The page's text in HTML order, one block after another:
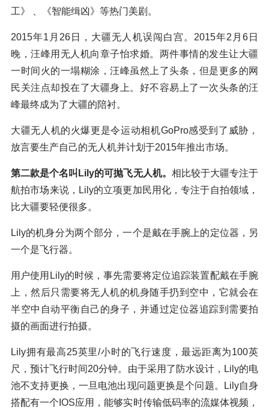
工》 、《智能缉凶》等热门美剧。
2015年1月26日，大疆无人机误闯白宫。2015年2月6日
晚，汪峰用无人机向章子怡求婚。两件事情的发生让大疆
一时间火的一塌糊涂，汪峰虽然上了头条，但是更多的网
民关注点却投在了大疆身上。好不容易上了一次头条的汪
峰最终成为了大疆的陪衬。
大疆无人机的火爆更是令运动相机GoPro感受到了威胁，
放言要生产自己的无人机并计划于2015年推出市场。
第二款是个名叫Lily的可抛飞无人机。 相比较于大疆专注于
航拍市场来说，Lily的立项更加民用化，专注于自拍领域，
比大疆要轻便很多。
Lily的机身分为两个部分，一个是戴在手腕上的定位器，另
一个是飞行器。
用户使用Lily的时候，事先需要将定位追踪装置配戴在手腕
上，然后只需要将无人机的机身随手扔到空中，它就会在
半空中自动平衡自己的身子，并通过定位器追踪到需要拍
摄的画面进行拍摄。
Lily拥有最高25英里/小时的飞行速度，最远距离为100英
尺，预计飞行时间20分钟。由于采用了防水设计，Lily的电
池不支持更换，一旦电池出现问题更换是个问题。Lily自身
搭配有一个IOS应用，能够实时传输低码率的流媒体视频，